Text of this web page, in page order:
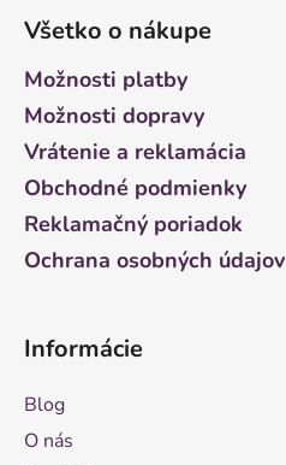
Všetko o nákupe
Možnosti platby
Možnosti dopravy
Vrátenie a reklamácia
Obchodné podmienky
Reklamačný poriadok
Ochrana osobných údajov
Informácie
Blog
O nás